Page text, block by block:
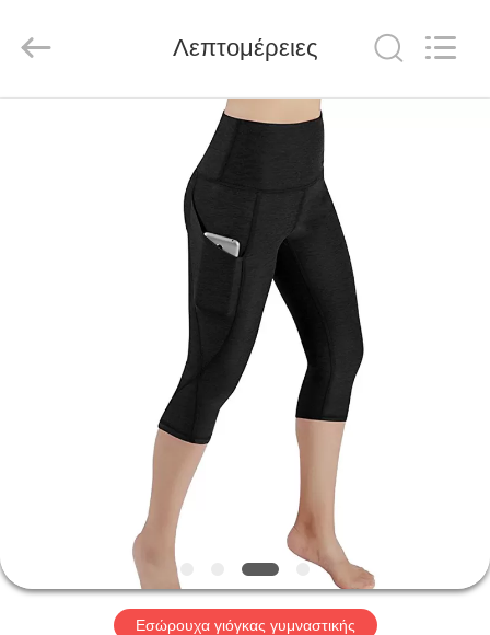
ΕΡΓΟΣΤΑΣΊΩΝ
ΠΟΙΟΤΙΚΌΣ
ΈΛΕΓΧΟΣ
Co.,
Reserved.
Λεπτομέρειες
Εσώρουχα γιόγκας γυμναστικής